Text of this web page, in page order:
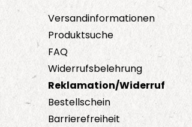
Versandinformationen
Produktsuche
FAQ
Widerrufsbelehrung
Reklamation/Widerruf
Bestellschein
Barrierefreiheit